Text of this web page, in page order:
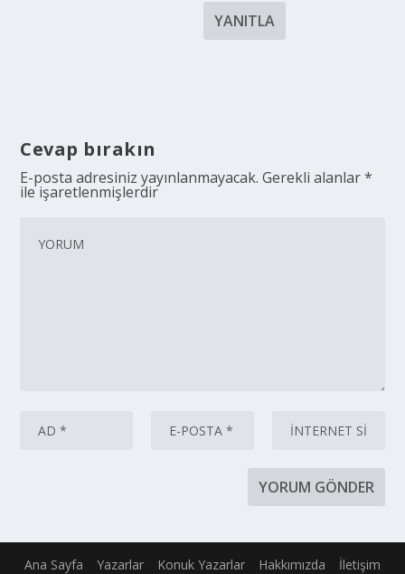
YANITLA
Cevap bırakın
E-posta adresiniz yayınlanmayacak. Gerekli alanlar*
ile işaretlenmişlerdir
Ana Sayfa Yazarlar Konuk Yazarlar Hakkımızda İletişim